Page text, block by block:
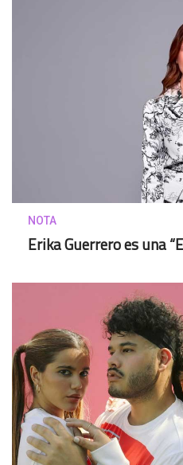
NOTA
Erika Guerrero es una